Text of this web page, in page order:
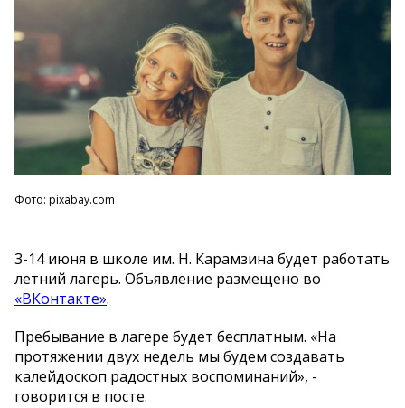
Фото: pixabay.com
3-14 июня в школе им. Н. Карамзина будет работать
летний лагерь. Объявление размещено во
«ВКонтакте».
Пребывание в лагере будет бесплатным. «На
протяжении двух недель мы будем создавать
калейдоскоп радостных воспоминаний», -
говорится в посте.